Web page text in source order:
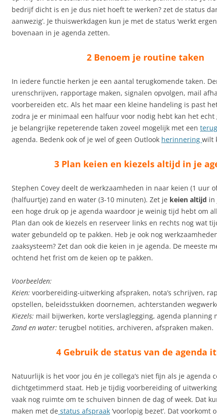
bedrijf dicht is en je dus niet hoeft te werken? zet de status
aanwezig’. Je thuiswerkdagen kun je met de status ‘werkt
bovenaan in je agenda zetten.
2 Benoem je routine taken
In iedere functie herken je een aantal terugkomende taken.
urenschrijven, rapportage maken, signalen opvolgen, mail
voorbereiden etc. Als het maar een kleine handeling is past
zodra je er minimaal een halfuur voor nodig hebt kan het echt
je belangrijke repeterende taken zoveel mogelijk met een
agenda. Bedenk ook of je wel of geen Outlook herinnering wilt
3 Plan keien en kiezels altijd in je
Stephen Covey deelt de werkzaamheden in naar keien (1 uur
(halfuurtje) zand en water (3-10 minuten). Zet je keien altijd in
een hoge druk op je agenda waardoor je weinig tijd hebt om
Plan dan ook de kiezels en reserveer links en rechts nog wat
water gebundeld op te pakken. Heb je ook nog
zaaksysteem? Zet dan ook die keien in je agenda. De meeste
ochtend het frist om de keien op te pakken.
Voorbeelden:
Keien: voorbereiding-uitwerking afspraken, nota’s schrijven,
opstellen, beleidsstukken doornemen, achterstanden
Kiezels: mail bijwerken, korte verslaglegging, agenda planning
Zand en water: terugbel notities, archiveren, afspraken maken.
4 Gebruik de status van de agenda
Natuurlijk is het voor jou én je collega’s niet fijn als je agenda
dichtgetimmerd staat. Heb je tijdig voorbereiding of
vaak nog ruimte om te schuiven binnen de dag of week. Dat
maken met de status afspraak ‘voorlopig bezet’. Dat voorkomt